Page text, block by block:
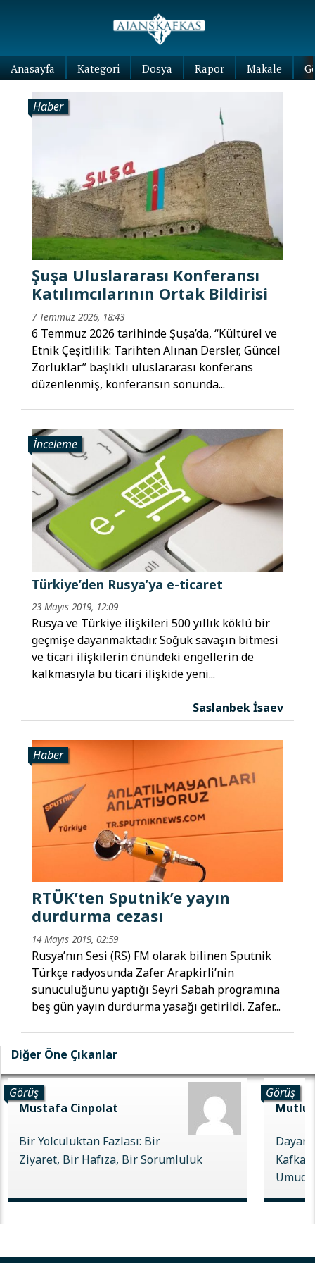
Anasayfa Kategori Dosya Rapor Makale
Haber
Şuşa Uluslararası Konferansı
Katılımcılarının Ortak Bildirisi
7 Temmuz 2026, 18:43
6 Temmuz 2026 tarihinde Şuşa’da, “Kültürel ve
Etnik Çeşitlilik: Tarihten Alınan Dersler, Güncel
Zorluklar” başlıklı uluslararası konferans
düzenlenmiş, konferansın sonunda...
İnceleme
Türkiye’den Rusya’ya e-ticaret
23 Mayıs 2019, 12:09
Rusya ve Türkiye ilişkileri 500 yıllık köklü bir
geçmişe dayanmaktadır. Soğuk savaşın bitmesi
ve ticari ilişkilerin önündeki engellerin de
kalkmasıyla bu ticari ilişkide yeni...
Saslanbek İsaev
Haber
RTÜK’ten Sputnik’e yayın
durdurma cezası
14 Mayıs 2019, 02:59
Rusya’nın Sesi (RS) FM olarak bilinen Sputnik
Türkçe radyosunda Zafer Arapkirli’nin
sunuculuğunu yaptığı Seyri Sabah programına
beş gün yayın durdurma yasağı getirildi. Zafer...
Diğer Öne Çıkanlar
Görüş
Mustafa Cinpolat
Bir Yolculuktan Fazlası: Bir
Ziyaret, Bir Hafıza, Bir Sorumluluk
Görüş
Mutlu
Kafkas
Umudu